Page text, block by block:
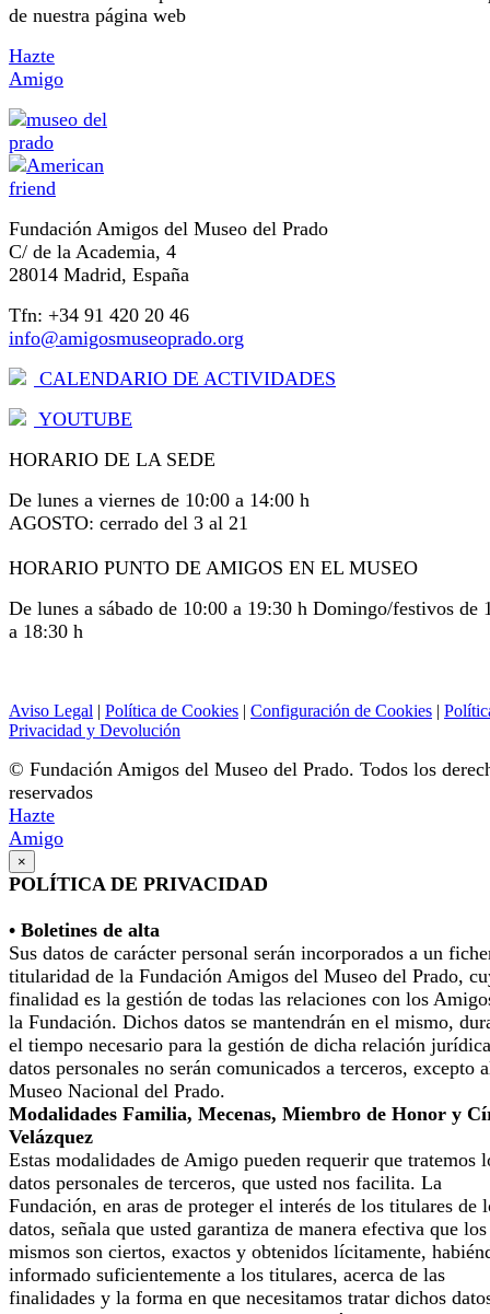
de nuestra página web
Hazte
Amigo
Fundación Amigos del Museo del Prado
C/ de la Academia, 4
28014 Madrid, España
Tfn: +34 91 420 20 46
info@amigosmuseoprado.org
CALENDARIO DE ACTIVIDADES
YOUTUBE
HORARIO DE LA SEDE
De lunes a viernes de 10:00 a 14:00 h
AGOSTO: cerrado del 3 al 21
HORARIO PUNTO DE AMIGOS EN EL MUSEO
De lunes a sábado de 10:00 a 19:30 h Domingo/festivos de
a 18:30 h
Aviso Legal | Política de Cookies | Configuración de Cookies |
Privacidad y Devolución
© Fundación Amigos del Museo del Prado. Todos los
reservados
Hazte
Amigo
×
POLÍTICA DE PRIVACIDAD
• Boletines de alta
Sus datos de carácter personal serán incorporados a un
titularidad de la Fundación Amigos del Museo del Prado,
finalidad es la gestión de todas las relaciones con los
la Fundación. Dichos datos se mantendrán en el mismo,
el tiempo necesario para la gestión de dicha relación
datos personales no serán comunicados a terceros, excepto
Museo Nacional del Prado.
Modalidades Familia, Mecenas, Miembro de Honor y
Velázquez
Estas modalidades de Amigo pueden requerir que tratemos
datos personales de terceros, que usted nos facilita. La
Fundación, en aras de proteger el interés de los titulares de
datos, señala que usted garantiza de manera efectiva que los
mismos son ciertos, exactos y obtenidos lícitamente,
informado suficientemente a los titulares, acerca de las
finalidades y la forma en que necesitamos tratar dichos